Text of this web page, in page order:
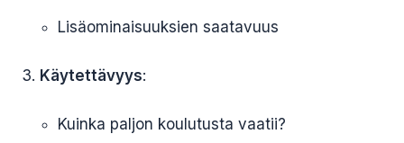
Lisäominaisuuksien saatavuus
Käytettävyys:
Kuinka paljon koulutusta vaatii?